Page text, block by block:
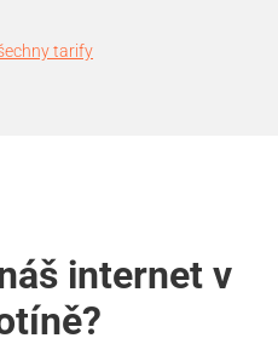
tarify
internet v